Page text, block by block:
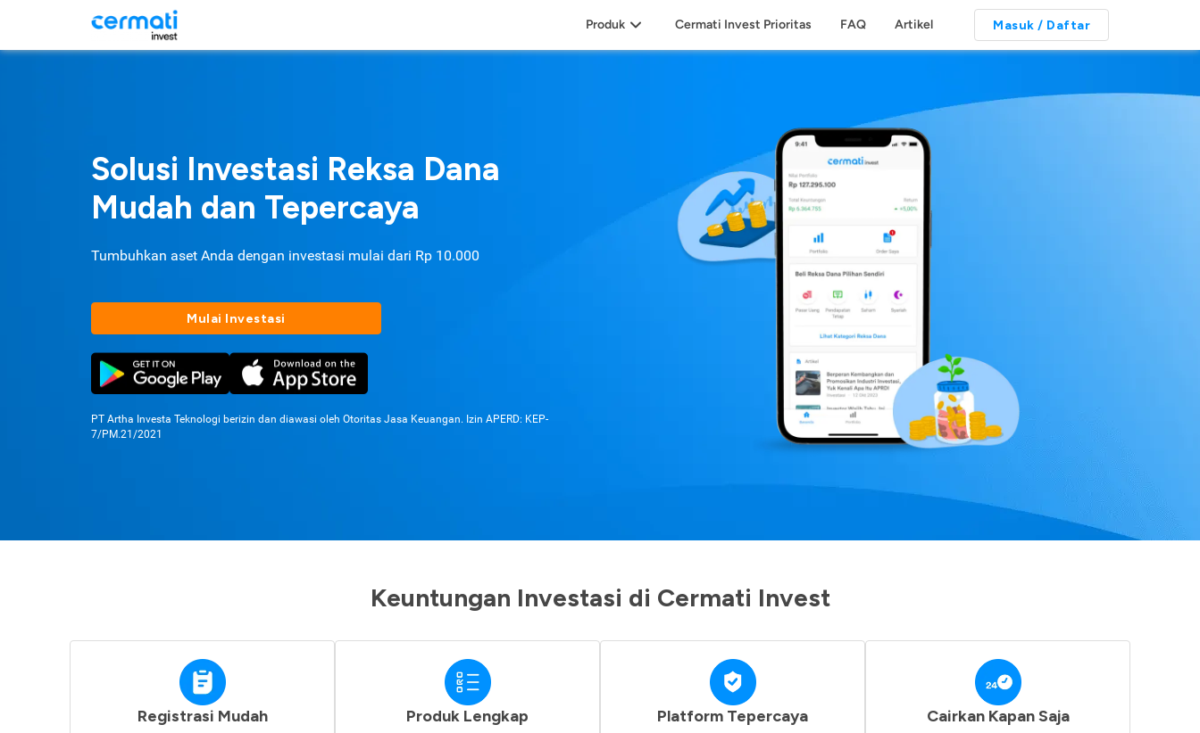
Produk Cermati Invest Prioritas FAQ Artikel Masuk / Daftar
Solusi Investasi Reksa Dana
Mudah dan Tepercaya
Tumbuhkan aset Anda dengan investasi mulai dari Rp 10.000
Mulai Investasi
PT Artha Investa Teknologi berizin dan diawasi oleh Otoritas Jasa Keuangan. Izin APERD: KEP-
7/PM.21/2021
Keuntungan Investasi di Cermati Invest
Registrasi Mudah Produk Lengkap Platform Tepercaya Cairkan Kapan Saja